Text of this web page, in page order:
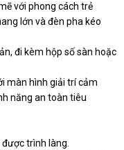
với phong cách trẻ
lớn và đèn pha kéo
đi kèm hộp số sàn hoặc
màn hình giải trí cảm
năng an toàn tiêu
trình làng.